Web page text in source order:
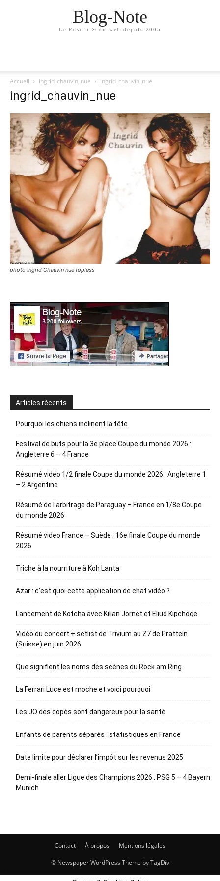
Blog-Note
Le Post-it ® du web depuis 2005
Accueil ingrid_chauvin_nue ingrid_chauvin_nue
ingrid_chauvin_nue
photo Ingrid Chauvin nue topless
Articles récents
Pourquoi les chiens inclinent la tête
Festival de buts pour la 3e place Coupe du monde 2026 :
Angleterre 6 – 4 France
Résumé vidéo 1/2 finale Coupe du monde 2026 : Angleterre 1
– 2 Argentine
Résumé de l’arbitrage de Paraguay – France en 1/8e Coupe
du monde 2026
Résumé vidéo France – Suède : 16e finale Coupe du monde
2026
Triche à la nourriture à Koh Lanta
Azar : c’est quoi cette application de chat vidéo ?
Lancement de Kotcha avec Kilian Jornet et Eliud Kipchoge
Vidéo du concert + setlist de Trivium au Z7 de Pratteln
(Suisse) en juin 2026
Que signifient les noms des scènes du Rock am Ring
La Ferrari Luce est moche et voici pourquoi
Les JO des dopés sont dangereux pour la santé
Enfants de parents séparés : statistiques en France
Date limite pour déclarer l’impôt sur les revenus 2025
Demi-finale aller Ligue des Champions 2026 : PSG 5 – 4 Bayern
Munich
Contact À propos Mentions légales
© Newspaper WordPress Theme by TagDiv